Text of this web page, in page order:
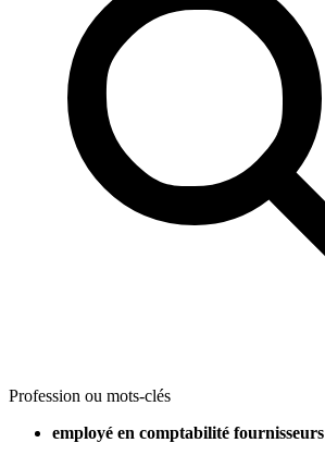
Profession ou mots-clés
employé en comptabilité fournisseurs